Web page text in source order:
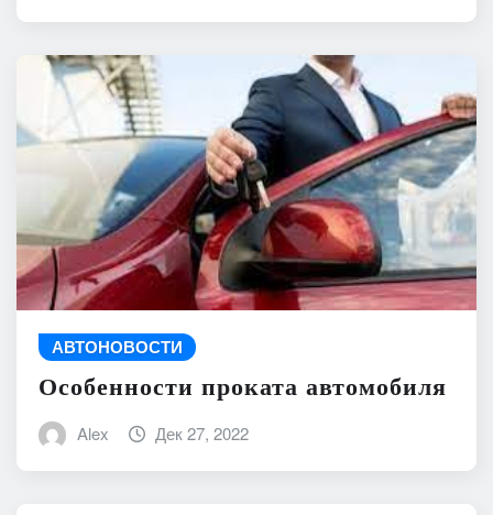
АВТОНОВОСТИ
Особенности проката автомобиля
Alex Дек 27, 2022